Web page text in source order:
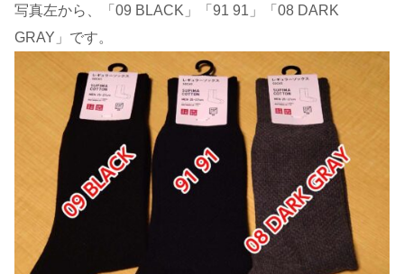
写真左から、「09 BLACK」「91 91」「08 DARK
GRAY」です。